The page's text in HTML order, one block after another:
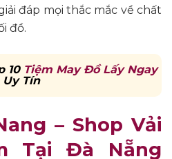
đáp mọi thắc mắc về chất
đồ.
10 Tiệm May Đồ Lấy Ngay
Tín
– Shop Vải
Tại Đà Nẵng